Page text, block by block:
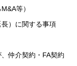
等）
）に関する事項
仲介契約・FA契約